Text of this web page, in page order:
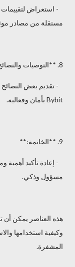
مستقلة من مصادر
8. **التوصيات والنصائح:**
- تقديم بعض
Bybit بأمان وفعالية.
9. **الخاتمة:**
مسؤول وذكي.
وكيفية استخدامها
المشفرة.